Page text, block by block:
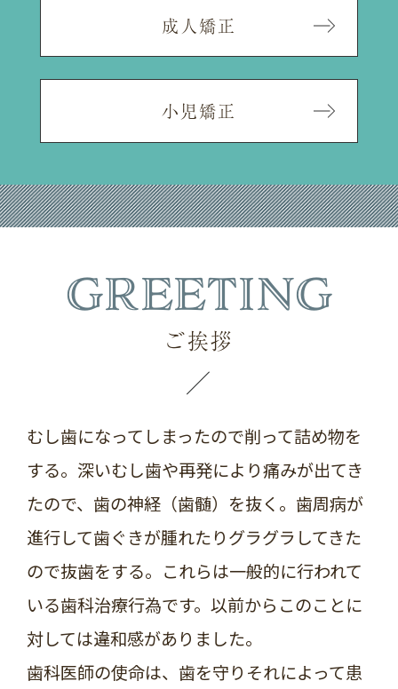
成人矯正
小児矯正
GREETING
ご挨拶
むし歯になってしまったので削って詰め物を
する。深いむし歯や再発により痛みが出てき
たので、歯の神経（歯髄）を抜く。歯周病が
進行して歯ぐきが腫れたりグラグラしてきた
ので抜歯をする。 これらは一般的に行われて
いる歯科治療行為です。 以前からこのことに
対しては違和感がありました。
歯科医師の使命は、歯を守りそれによって患